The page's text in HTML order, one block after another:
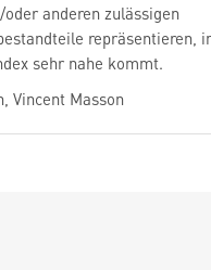
anderen zulässigen
repräsentieren,
sehr nahe kommt.
Vincent Masson